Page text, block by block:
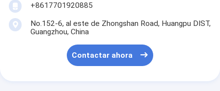
+8617701920885
No.152-6, al este de Zhongshan Road, Huangpu DIST,
Guangzhou, China
Contactar ahora